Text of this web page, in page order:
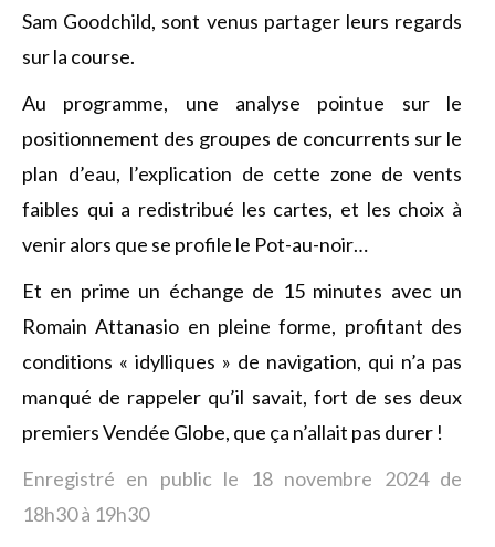
Sam Goodchild, sont venus partager leurs regards
sur la course.
Au programme, une analyse pointue sur le
positionnement des groupes de concurrents sur le
plan d’eau, l’explication de cette zone de vents
faibles qui a redistribué les cartes, et les choix à
venir alors que se profile le Pot-au-noir…
Et en prime un échange de 15 minutes avec un
Romain Attanasio en pleine forme, profitant des
conditions « idylliques » de navigation, qui n’a pas
manqué de rappeler qu’il savait, fort de ses deux
premiers Vendée Globe, que ça n’allait pas durer !
Enregistré en public le 18 novembre 2024 de
18h30 à 19h30